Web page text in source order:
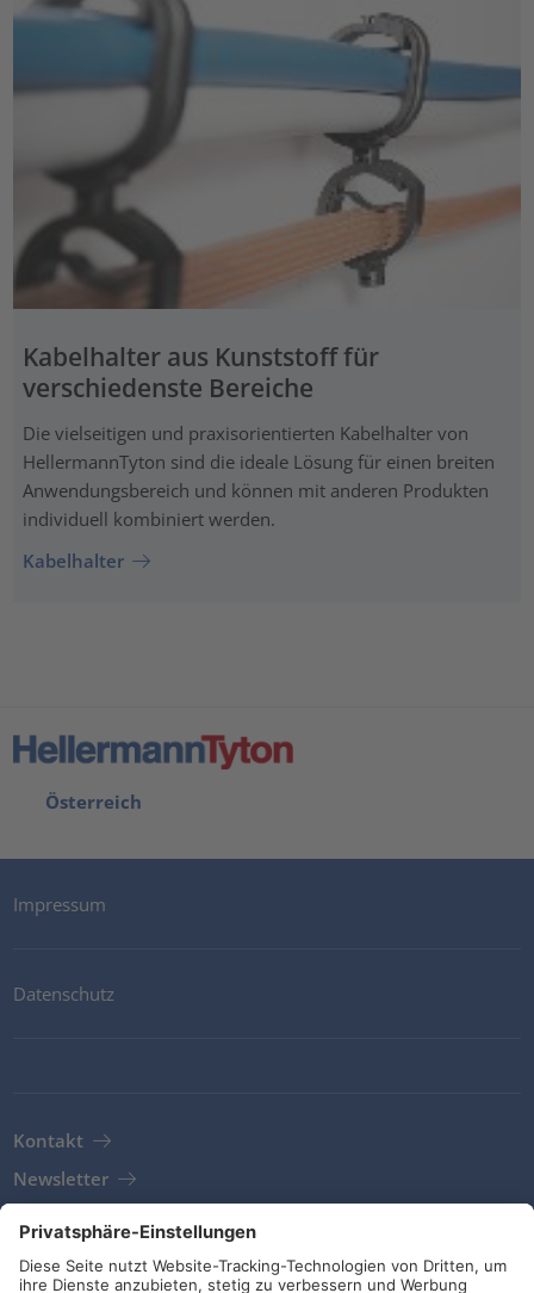
Kabelhalter aus Kunststoff für
verschiedenste Bereiche
Die vielseitigen und praxisorientierten Kabelhalter von
HellermannTyton sind die ideale Lösung für einen breiten
Anwendungsbereich und können mit anderen Produkten
individuell kombiniert werden.
Kabelhalter
Österreich
Impressum
Datenschutz
Kontakt
Newsletter
AGB